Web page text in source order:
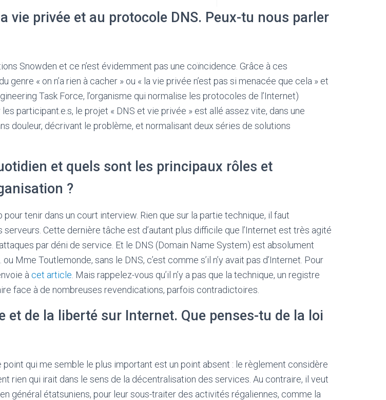
vie privée et au protocole DNS. Peux-tu nous parler
Snowden et ce n’est évidemment pas une coïncidence. Grâce à ces
« on n’a rien à cacher » ou « la vie privée n’est pas si menacée que cela » et
Task Force, l’organisme qui normalise les protocoles de l’Internet)
participant.e.s, le projet « DNS et vie privée » est allé assez vite, dans une
douleur, décrivant le problème, et normalisant deux séries de solutions
et quels sont les principaux rôles et
?
tenir dans un court interview. Rien que sur la partie technique, il faut
Cette dernière tâche est d’autant plus difficile que l’Internet est très agité
par déni de service. Et le DNS (Domain Name System) est absolument
Mme Toutlemonde, sans le DNS, c’est comme s’il n’y avait pas d’Internet. Pour
à cet article . Mais rappelez-vous qu’il n’y a pas que la technique, un registre
face à de nombreuses revendications, parfois contradictoires.
et de la liberté sur Internet. Que penses-tu de la loi
qui me semble le plus important est un point absent : le règlement considère
rien qui irait dans le sens de la décentralisation des services. Au contraire, il veut
général étatsuniens, pour leur sous-traiter des activités régaliennes, comme la